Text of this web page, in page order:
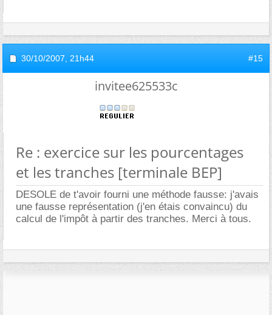
30/10/2007, 21h44 #15
invitee625533c
Re : exercice sur les pourcentages
et les tranches [terminale BEP]
DESOLE de t'avoir fourni une méthode fausse: j'avais
une fausse représentation (j'en étais convaincu) du
calcul de l'impôt à partir des tranches. Merci à tous.